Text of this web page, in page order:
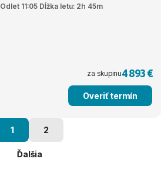
Odlet 11:05 Dĺžka letu: 2h 45m
za skupinu4 893 €
Overiť termín
1 2
Ďalšia